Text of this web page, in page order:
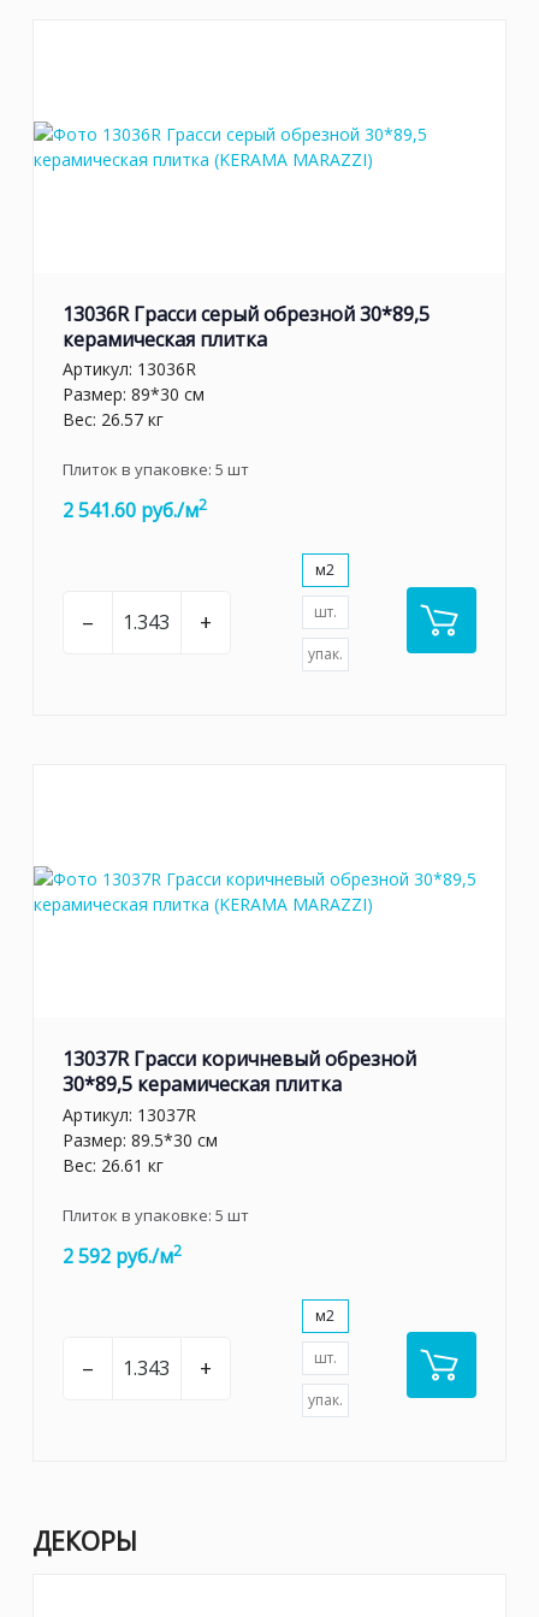
13036R Грасси серый обрезной 30*89,5
керамическая плитка
Артикул: 13036R
Размер: 89*30 см
Вес: 26.57 кг
Плиток в упаковке: 5 шт
2 541.60 руб./м2
– +
м2
шт.
упак.
13037R Грасси коричневый обрезной
30*89,5 керамическая плитка
Артикул: 13037R
Размер: 89.5*30 см
Вес: 26.61 кг
Плиток в упаковке: 5 шт
2 592 руб./м2
– +
м2
шт.
упак.
ДЕКОРЫ